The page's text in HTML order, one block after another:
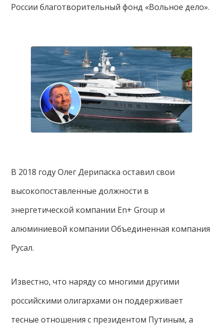
России благотворительный фонд «Вольное дело».
В 2018 году Олег Дерипаска оставил свои
высокопоставленные должности в
энергетической компании En+ Group и
алюминиевой компании Объединенная компания
Русал.
Известно, что наряду со многими другими
российскими олигархами он поддерживает
тесные отношения с президентом Путиным, а